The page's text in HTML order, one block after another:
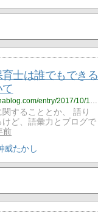
士は誰でもできる
http://kamui-takashi.hatenablog.com/entry/2017/10/16/212806
することとか、 語り
ど、語彙力とブログで
前
威たかし